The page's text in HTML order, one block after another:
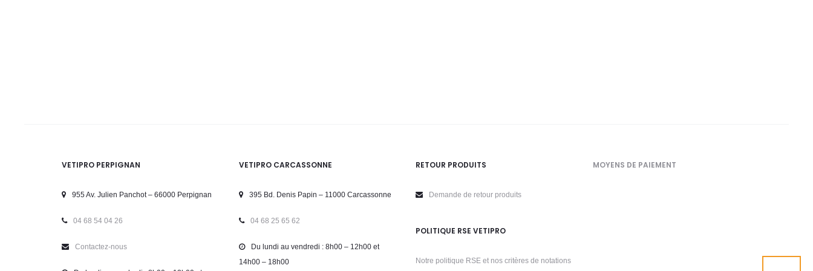
VETIPRO PERPIGNAN
955 Av. Julien Panchot – 66000 Perpignan
04 68 54 04 26
Contactez-nous
VETIPRO CARCASSONNE
395 Bd. Denis Papin – 11000 Carcassonne
04 68 25 65 62
Du lundi au vendredi : 8h00 – 12h00 et
14h00 – 18h00
RETOUR PRODUITS
Demande de retour produits
POLITIQUE RSE VETIPRO
Notre politique RSE et nos critères de notations
MOYENS DE PAIEMENT